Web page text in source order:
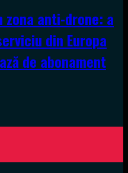
zona anti-drone: a
din Europa
de abonament